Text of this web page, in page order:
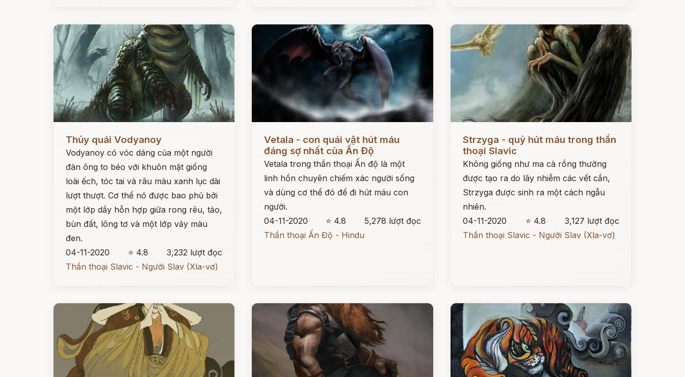
Thủy quái Vodyanoy
Vodyanoy có vóc dáng của một người
đàn ông to béo với khuôn mặt giống
loài ếch, tóc tai và râu màu xanh lục dài
lượt thượt. Cơ thể nó được bao phủ bởi
một lớp dầy hỗn hợp giữa rong rêu, tảo,
bùn đất, lông tơ và một lớp vảy màu
đen.
04-11-2020
⭐ 4.8
3,232 lượt đọc
Thần thoại Slavic - Người Slav (Xla-vơ)
Vetala - con quái vật hút máu
đáng sợ nhất của Ấn Độ
Vetala trong thần thoại Ấn độ là một
linh hồn chuyên chiếm xác người sống
và dùng cơ thể đó để đi hút máu con
người.
04-11-2020
⭐ 4.8
5,278 lượt đọc
Thần thoại Ấn Độ - Hindu
Strzyga - quỷ hút máu trong thần
thoại Slavic
Không giống như ma cà rồng thường
được tạo ra do lây nhiễm các vết cắn,
Strzyga được sinh ra một cách ngẫu
nhiên.
04-11-2020
⭐ 4.8
3,127 lượt đọc
Thần thoại Slavic - Người Slav (Xla-vơ)